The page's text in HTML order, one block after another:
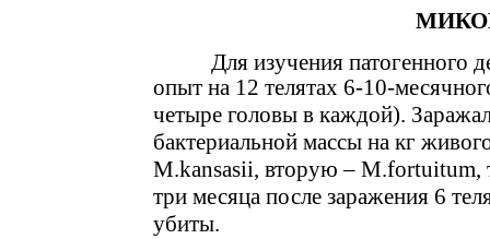
Для изучения патогенного
опыт на 12 телятах 6-10-
четыре головы в каждой).
бактериальной массы на кг
M.kansasii, вторую – M.fortuitum,
три месяца после заражения 6
убиты.